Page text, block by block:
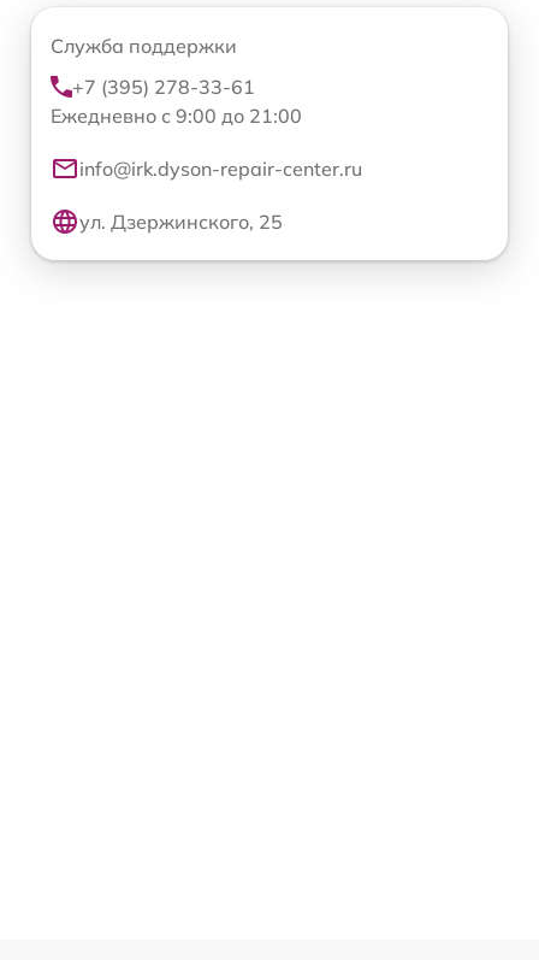
Служба поддержки
+7 (395) 278-33-61
Ежедневно с 9:00 до 21:00
info@irk.dyson-repair-center.ru
ул. Дзержинского, 25